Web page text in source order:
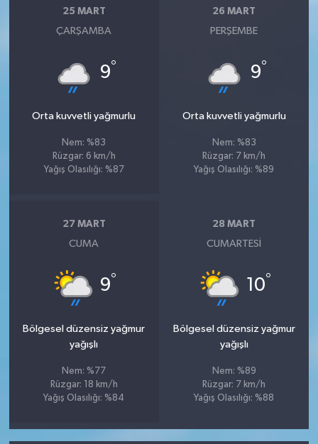
25 MART
ÇARŞAMBA
9°
Orta kuvvetli yağmurlu
Nem: %83
Rüzgar: 6 km/h
Yağış Olasılığı: %87
26 MART
PERŞEMBE
9°
Orta kuvvetli yağmurlu
Nem: %83
Rüzgar: 7 km/h
Yağış Olasılığı: %89
27 MART
CUMA
9°
Bölgesel düzensiz yağmur
yağışlı
Nem: %77
Rüzgar: 18 km/h
Yağış Olasılığı: %84
28 MART
CUMARTESI
10°
Bölgesel düzensiz yağmur
yağışlı
Nem: %89
Rüzgar: 7 km/h
Yağış Olasılığı: %88